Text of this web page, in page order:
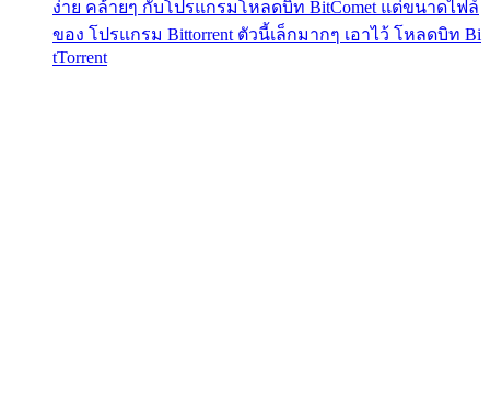
ง่าย คล้ายๆ กับโปรแกรมโหลดบิท BitComet แต่ขนาดไฟล์
ของ โปรแกรม Bittorrent ตัวนี้เล็กมากๆ เอาไว้ โหลดบิท Bi
tTorrent